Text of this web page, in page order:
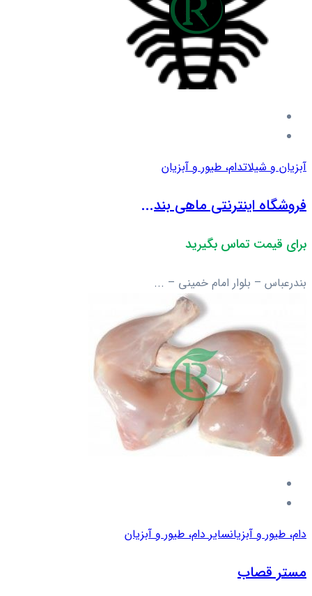
آبزیان و شیلاتدام، طیور و آبزیان
فروشگاه اینترنتی ماهی بند...
برای قیمت تماس بگیرید
بندرعباس – بلوار امام خمینی – ...
دام، طیور و آبزیانسایر دام، طیور و آبزیان
مستر قصاب